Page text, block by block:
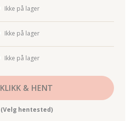
Ikke på lager
Ikke på lager
Ikke på lager
KLIKK & HENT
(Velg hentested)